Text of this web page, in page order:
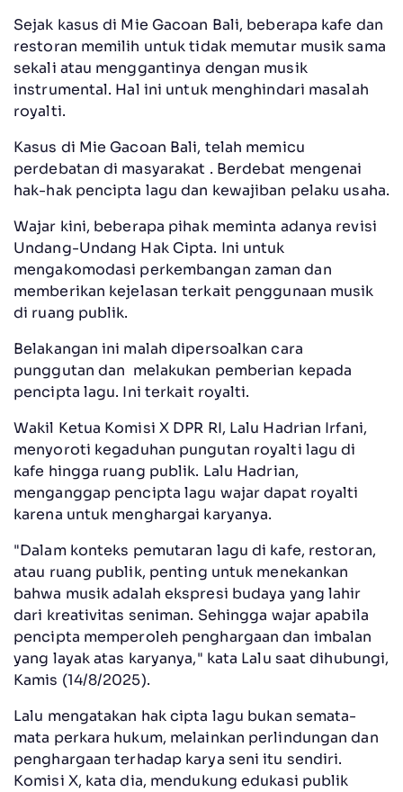
Sejak kasus di Mie Gacoan Bali, beberapa kafe dan
restoran memilih untuk tidak memutar musik sama
sekali atau menggantinya dengan musik
instrumental. Hal ini untuk menghindari masalah
royalti.
Kasus di Mie Gacoan Bali, telah memicu
perdebatan di masyarakat . Berdebat mengenai
hak-hak pencipta lagu dan kewajiban pelaku usaha.
Wajar kini, beberapa pihak meminta adanya revisi
Undang-Undang Hak Cipta. Ini untuk
mengakomodasi perkembangan zaman dan
memberikan kejelasan terkait penggunaan musik
di ruang publik.
Belakangan ini malah dipersoalkan cara
punggutan dan melakukan pemberian kepada
pencipta lagu. Ini terkait royalti.
Wakil Ketua Komisi X DPR RI, Lalu Hadrian Irfani,
menyoroti kegaduhan pungutan royalti lagu di
kafe hingga ruang publik. Lalu Hadrian,
menganggap pencipta lagu wajar dapat royalti
karena untuk menghargai karyanya.
"Dalam konteks pemutaran lagu di kafe, restoran,
atau ruang publik, penting untuk menekankan
bahwa musik adalah ekspresi budaya yang lahir
dari kreativitas seniman. Sehingga wajar apabila
pencipta memperoleh penghargaan dan imbalan
yang layak atas karyanya," kata Lalu saat dihubungi,
Kamis (14/8/2025).
Lalu mengatakan hak cipta lagu bukan semata-
mata perkara hukum, melainkan perlindungan dan
penghargaan terhadap karya seni itu sendiri.
Komisi X, kata dia, mendukung edukasi publik